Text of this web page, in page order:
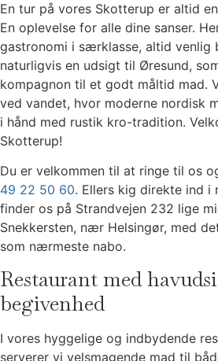
En tur på vores Skotterup er altid
En oplevelse for alle dine sanser.
gastronomi i særklasse, altid venlig
naturligvis en udsigt til Øresund,
kompagnon til et godt måltid mad.
ved vandet, hvor moderne nordisk
i hånd med rustik kro-tradition.
Skotterup!
Du er velkommen til at ringe til os
49 22 50 60. Ellers kig direkte ind i
finder os på Strandvejen 232 lige
Snekkersten, nær Helsingør, med
som nærmeste nabo.
Restaurant med
begivenhed
I vores hyggelige og indbydende
serverer vi velsmagende mad til